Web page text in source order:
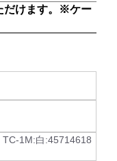
だけます。※ケー
1M:白:45714618